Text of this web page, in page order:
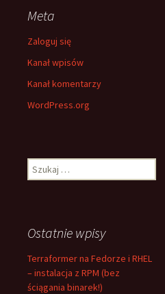
Meta
Zaloguj się
Kanał wpisów
Kanał komentarzy
WordPress.org
Szukaj:
Ostatnie wpisy
Terraformer na Fedorze i RHEL
– instalacja z RPM (bez
ściągania binarek!)